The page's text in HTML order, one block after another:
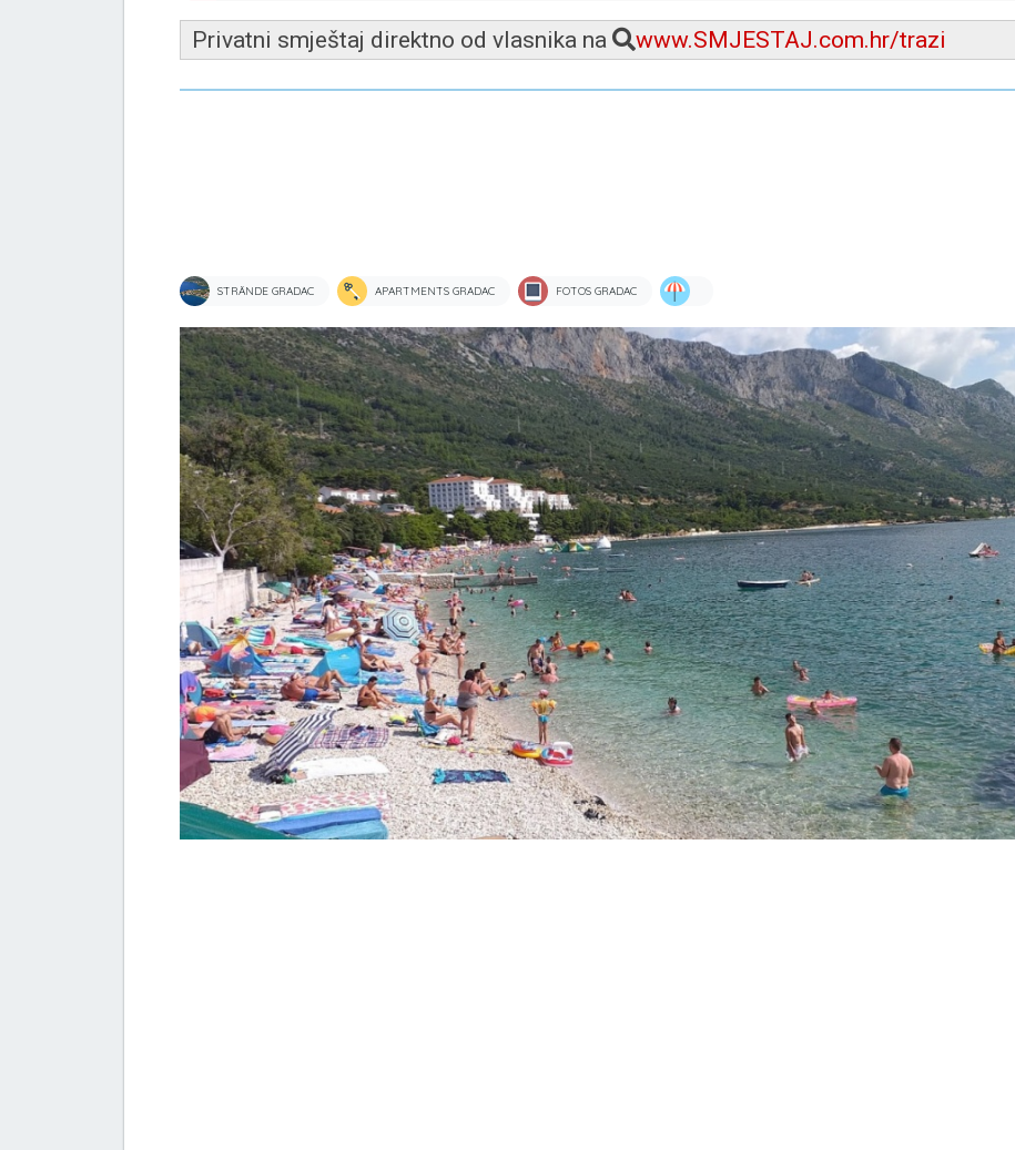
Privatni smještaj direktno od vlasnika na www.SMJESTAJ.com.hr/trazi
STRÄNDE GRADAC APARTMENTS GRADAC FOTOS GRADAC